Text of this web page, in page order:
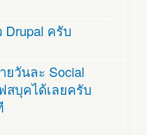
Drupal ครับ
วันละ Social
สบุคได้เลยครับ